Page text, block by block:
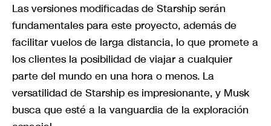
Las versiones modificadas de Starship serán
fundamentales para este proyecto, además de
facilitar vuelos de larga distancia, lo que promete a
los clientes la posibilidad de viajar a cualquier
parte del mundo en una hora o menos. La
versatilidad de Starship es impresionante, y Musk
busca que esté a la vanguardia de la exploración